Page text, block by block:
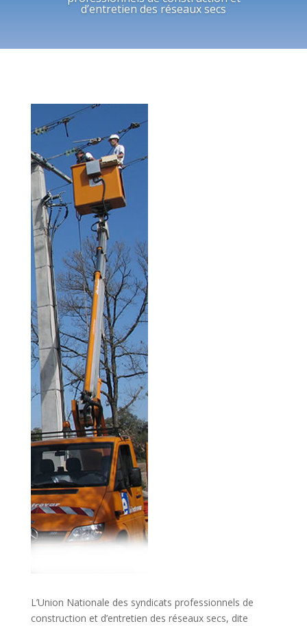
d’entretien des réseaux secs
L’Union Nationale des syndicats professionnels de
construction et d’entretien des réseaux secs, dite